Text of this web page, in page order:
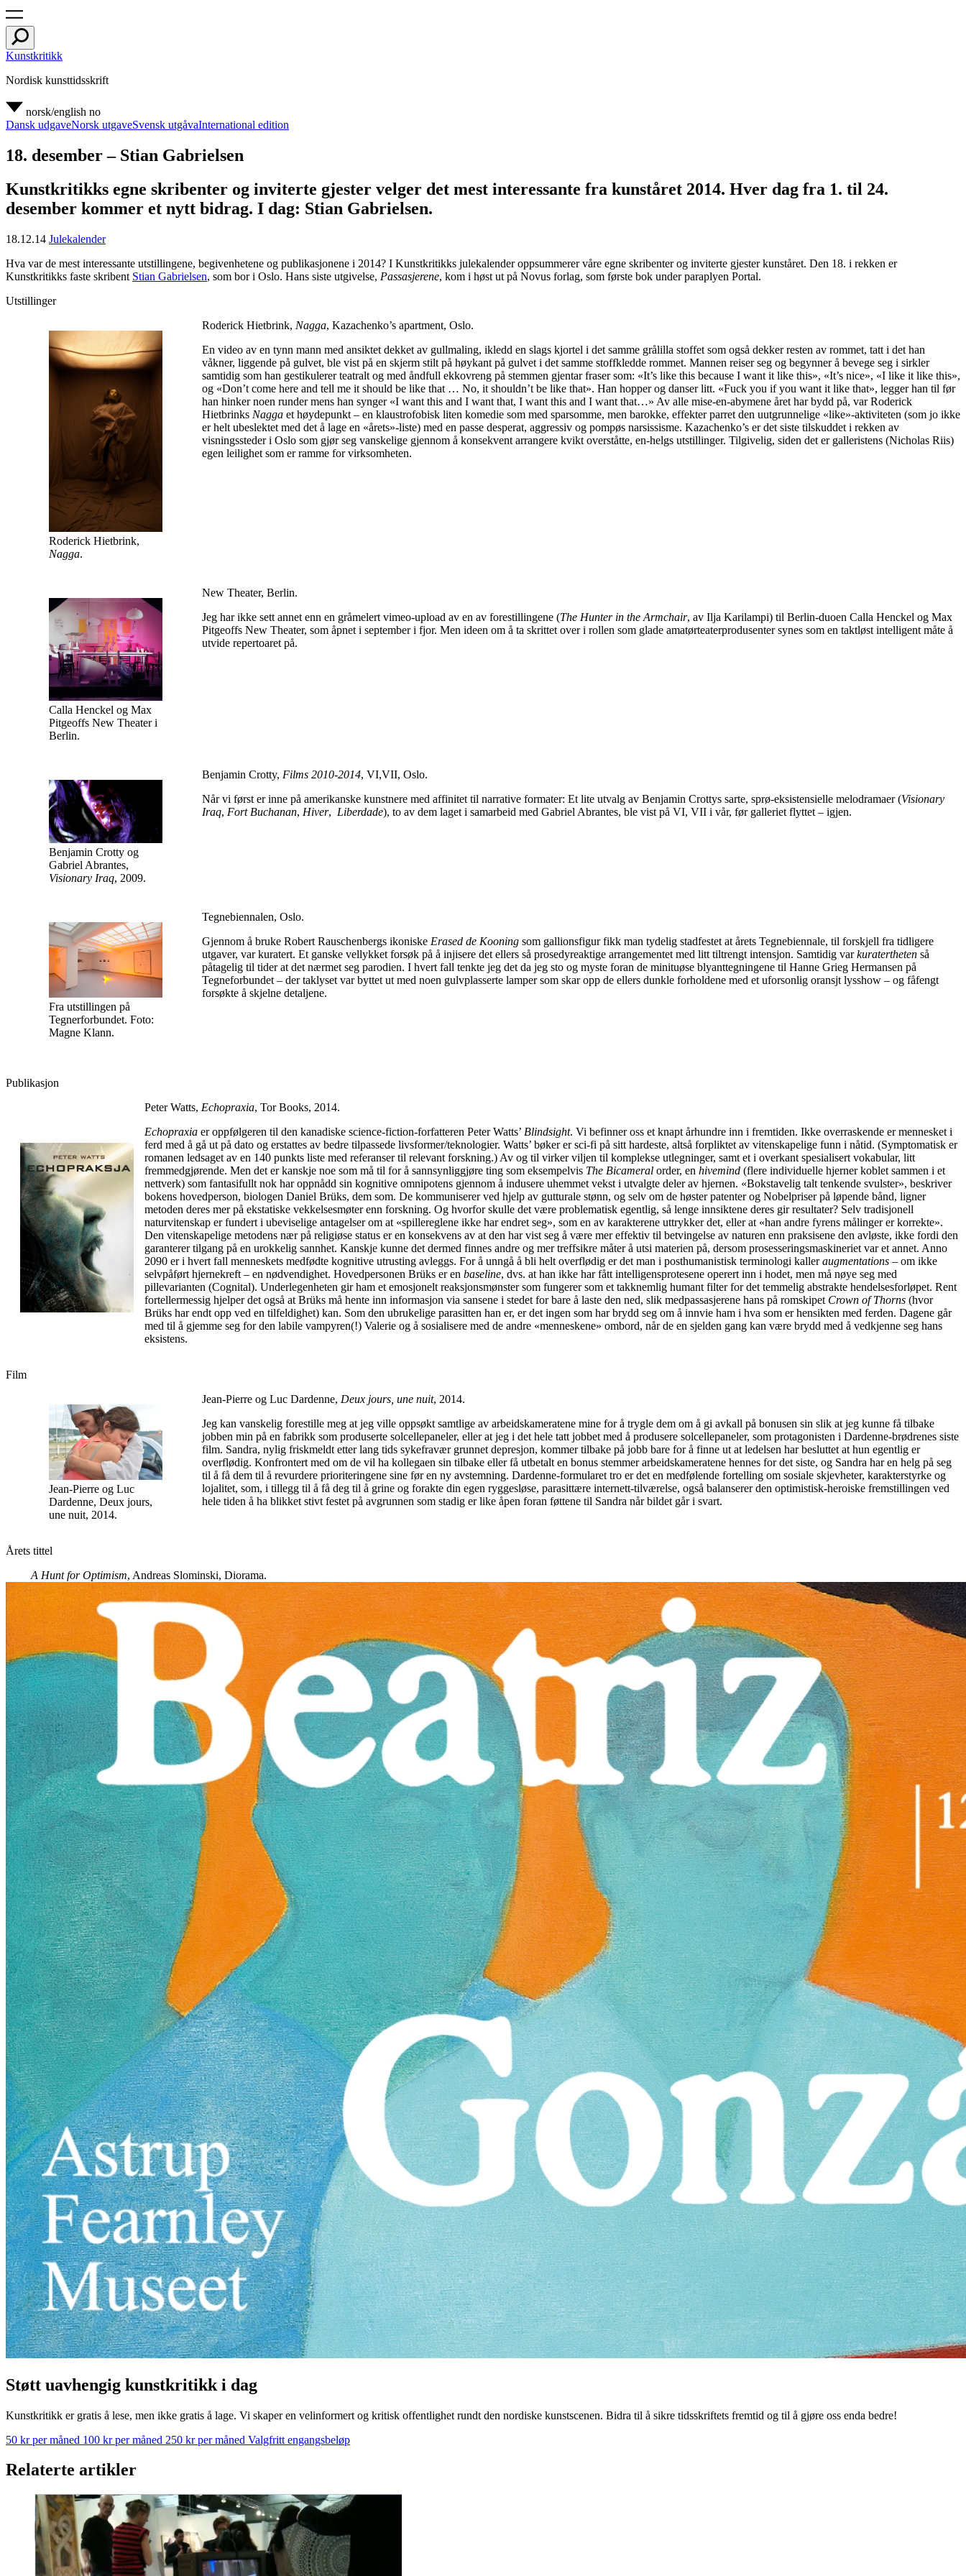
Kunstkritikk
Nordisk kunsttidsskrift
norsk/english no
Dansk udgaveNorsk utgaveSvensk utgåvaInternational edition
18. desember – Stian Gabrielsen
Kunstkritikks egne skribenter og inviterte gjester velger det mest interessante fra kunståret 2014. Hver dag fra 1. til 24.
desember kommer et nytt bidrag. I dag: Stian Gabrielsen.
18.12.14 Julekalender
Hva var de mest interessante utstillingene, begivenhetene og publikasjonene i 2014? I Kunstkritikks julekalender oppsummerer våre egne skribenter og inviterte gjester kunståret. Den 18. i rekken er
Kunstkritikks faste skribent Stian Gabrielsen, som bor i Oslo. Hans siste utgivelse, Passasjerene, kom i høst ut på Novus forlag, som første bok under paraplyen Portal.
Utstillinger
Roderick Hietbrink,
Nagga.
Roderick Hietbrink, Nagga, Kazachenko’s apartment, Oslo.
En video av en tynn mann med ansiktet dekket av gullmaling, ikledd en slags kjortel i det samme grålilla stoffet som også dekker resten av rommet, tatt i det han
våkner, liggende på gulvet, ble vist på en skjerm stilt på høykant på gulvet i det samme stoffkledde rommet. Mannen reiser seg og begynner å bevege seg i sirkler
samtidig som han gestikulerer teatralt og med åndfull ekkovreng på stemmen gjentar fraser som: «It’s like this because I want it like this», «It’s nice», «I like it like this»,
og «Don’t come here and tell me it should be like that … No, it shouldn’t be like that». Han hopper og danser litt. «Fuck you if you want it like that», legger han til før
han hinker noen runder mens han synger «I want this and I want that, I want this and I want that…» Av alle mise-en-abymene året har bydd på, var Roderick
Hietbrinks Nagga et høydepunkt – en klaustrofobisk liten komedie som med sparsomme, men barokke, effekter parret den uutgrunnelige «like»-aktiviteten (som jo ikke
er helt ubeslektet med det å lage en «årets»-liste) med en passe desperat, aggressiv og pompøs narsissisme. Kazachenko’s er det siste tilskuddet i rekken av
visningssteder i Oslo som gjør seg vanskelige gjennom å konsekvent arrangere kvikt overståtte, en-helgs utstillinger. Tilgivelig, siden det er galleristens (Nicholas Riis)
egen leilighet som er ramme for virksomheten.
Calla Henckel og Max
Pitgeoffs New Theater i
Berlin.
New Theater, Berlin.
Jeg har ikke sett annet enn en gråmelert vimeo-upload av en av forestillingene (The Hunter in the Armchair, av Ilja Karilampi) til Berlin-duoen Calla Henckel og Max
Pitgeoffs New Theater, som åpnet i september i fjor. Men ideen om å ta skrittet over i rollen som glade amatørteaterprodusenter synes som en taktløst intelligent måte å
utvide repertoaret på.
Benjamin Crotty og
Gabriel Abrantes,
Visionary Iraq, 2009.
Benjamin Crotty, Films 2010-2014, VI,VII, Oslo.
Når vi først er inne på amerikanske kunstnere med affinitet til narrative formater: Et lite utvalg av Benjamin Crottys sarte, sprø-eksistensielle melodramaer (Visionary
Iraq, Fort Buchanan, Hiver, Liberdade), to av dem laget i samarbeid med Gabriel Abrantes, ble vist på VI, VII i vår, før galleriet flyttet – igjen.
Fra utstillingen på
Tegnerforbundet. Foto:
Magne Klann.
Tegnebiennalen, Oslo.
Gjennom å bruke Robert Rauschenbergs ikoniske Erased de Kooning som gallionsfigur fikk man tydelig stadfestet at årets Tegnebiennale, til forskjell fra tidligere
utgaver, var kuratert. Et ganske vellykket forsøk på å injisere det ellers så prosedyreaktige arrangementet med litt tiltrengt intensjon. Samtidig varkuratertheten så
påtagelig til tider at det nærmet seg parodien. I hvert fall tenkte jeg det da jeg sto og myste foran de minituøse blyanttegningene til Hanne Grieg Hermansen på
Tegneforbundet – der taklyset var byttet ut med noen gulvplasserte lamper som skar opp de ellers dunkle forholdene med et uforsonlig oransjt lysshow – og fåfengt
forsøkte å skjelne detaljene.
Publikasjon
Peter Watts, Echopraxia, Tor Books, 2014.
Echopraxia er oppfølgeren til den kanadiske science-fiction-forfatteren Peter Watts’ Blindsight. Vi befinner oss et knapt århundre inn i fremtiden. Ikke overraskende er mennesket i
ferd med å gå ut på dato og erstattes av bedre tilpassede livsformer/teknologier. Watts’ bøker er sci-fi på sitt hardeste, altså forpliktet av vitenskapelige funn i nåtid. (Symptomatisk er
romanen ledsaget av en 140 punkts liste med referanser til relevant forskning.) Av og til virker viljen til komplekse utlegninger, samt et i overkant spesialisert vokabular, litt
fremmedgjørende. Men det er kanskje noe som må til for å sannsynliggjøre ting som eksempelvis The Bicameral order, en hivemind (flere individuelle hjerner koblet sammen i et
nettverk) som fantasifullt nok har oppnådd sin kognitive omnipotens gjennom å indusere uhemmet vekst i utvalgte deler av hjernen. «Bokstavelig talt tenkende svulster», beskriver
bokens hovedperson, biologen Daniel Brüks, dem som. De kommuniserer ved hjelp av gutturale stønn, og selv om de høster patenter og Nobelpriser på løpende bånd, ligner
metoden deres mer på ekstatiske vekkelsesmøter enn forskning. Og hvorfor skulle det være problematisk egentlig, så lenge innsiktene deres gir resultater? Selv tradisjonell
naturvitenskap er fundert i ubeviselige antagelser om at «spillereglene ikke har endret seg», som en av karakterene uttrykker det, eller at «han andre fyrens målinger er korrekte».
Den vitenskapelige metodens nær på religiøse status er en konsekvens av at den har vist seg å være mer effektiv til betvingelse av naturen enn praksisene den avløste, ikke fordi den
garanterer tilgang på en urokkelig sannhet. Kanskje kunne det dermed finnes andre og mer treffsikre måter å utsi materien på, dersom prosesseringsmaskineriet var et annet. Anno
2090 er i hvert fall menneskets medfødte kognitive utrusting avleggs. For å unngå å bli helt overflødig er det man i posthumanistisk terminologi kalleraugmentations – om ikke
selvpåført hjernekreft – en nødvendighet. Hovedpersonen Brüks er en baseline, dvs. at han ikke har fått intelligensprotesene operert inn i hodet, men må nøye seg med
pillevarianten (Cognital). Underlegenheten gir ham et emosjonelt reaksjonsmønster som fungerer som et takknemlig humant filter for det temmelig abstrakte hendelsesforløpet. Rent
fortellermessig hjelper det også at Brüks må hente inn informasjon via sansene i stedet for bare å laste den ned, slik medpassasjerene hans på romskipet Crown of Thorns (hvor
Brüks har endt opp ved en tilfeldighet) kan. Som den ubrukelige parasitten han er, er det ingen som har brydd seg om å innvie ham i hva som er hensikten med ferden. Dagene går
med til å gjemme seg for den labile vampyren(!) Valerie og å sosialisere med de andre «menneskene» ombord, når de en sjelden gang kan være brydd med å vedkjenne seg hans
eksistens.
Film
Jean-Pierre og Luc
Dardenne, Deux jours,
une nuit, 2014.
Jean-Pierre og Luc Dardenne, Deux jours, une nuit, 2014.
Jeg kan vanskelig forestille meg at jeg ville oppsøkt samtlige av arbeidskameratene mine for å trygle dem om å gi avkall på bonusen sin slik at jeg kunne få tilbake
jobben min på en fabrikk som produserte solcellepaneler, eller at jeg i det hele tatt jobbet med å produsere solcellepaneler, som protagonisten i Dardenne-brødrenes siste
film. Sandra, nylig friskmeldt etter lang tids sykefravær grunnet depresjon, kommer tilbake på jobb bare for å finne ut at ledelsen har besluttet at hun egentlig er
overflødig. Konfrontert med om de vil ha kollegaen sin tilbake eller få utbetalt en bonus stemmer arbeidskameratene hennes for det siste, og Sandra har en helg på seg
til å få dem til å revurdere prioriteringene sine før en ny avstemning. Dardenne-formularet tro er det en medfølende fortelling om sosiale skjevheter, karakterstyrke og
lojalitet, som, i tillegg til å få deg til å grine og forakte din egen ryggesløse, parasittære internett-tilværelse, også balanserer den optimistisk-heroiske fremstillingen ved
hele tiden å ha blikket stivt festet på avgrunnen som stadig er like åpen foran føttene til Sandra når bildet går i svart.
Årets tittel
A Hunt for Optimism, Andreas Slominski, Diorama.
Støtt uavhengig kunstkritikk i dag
Kunstkritikk er gratis å lese, men ikke gratis å lage. Vi skaper en velinformert og kritisk offentlighet rundt den nordiske kunstscenen. Bidra til å sikre tidsskriftets fremtid og til å gjøre oss enda bedre!
50 kr per måned 100 kr per måned 250 kr per måned Valgfritt engangsbeløp
Relaterte artikler